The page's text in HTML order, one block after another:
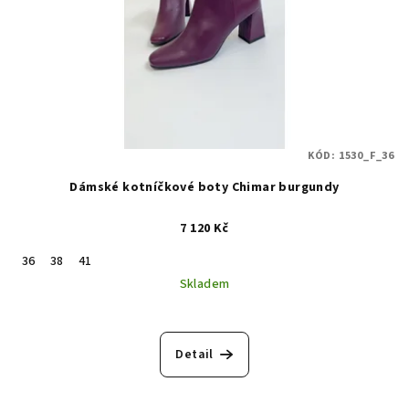
Dámské kotníčkové boty Chimar burgundy
7 120 Kč
36
38
41
Skladem
Detail
KÓD: 1530_F_36